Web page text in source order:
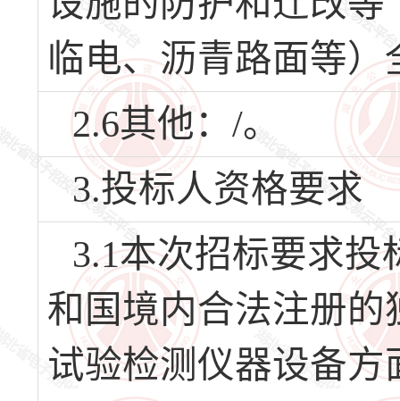
临电、沥青路面等
2.6其他：/。
3.投标人资格要求
3.1本次招标要求
和国境内合法注册
试验检测仪器设备